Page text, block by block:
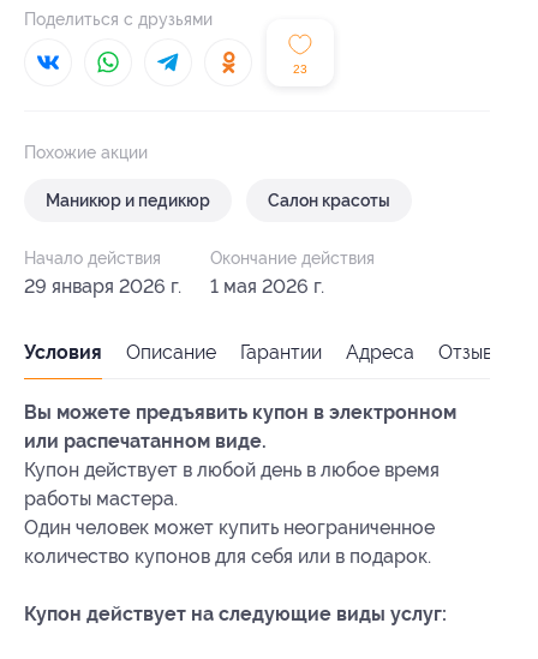
23
Поделиться с друзьями
Похожие акции
Маникюр и педикюр Салон красоты
Начало действия
29 января 2026 г.
Окончание действия
1 мая 2026 г.
Условия Описание Гарантии Адреса Отзывы
Вы можете предъявить купон в электронном
или распечатанном виде.
Купон действует в любой день в любое время
работы мастера.
Один человек может купить неограниченное
количество купонов для себя или в подарок.
Купон действует на следующие виды услуг: